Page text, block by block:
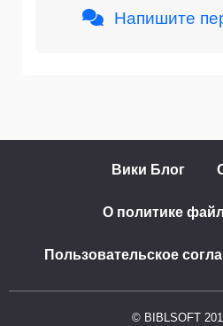
Напишите
Вики Блог
О политике
Пользовательское
© BIBLSOFT